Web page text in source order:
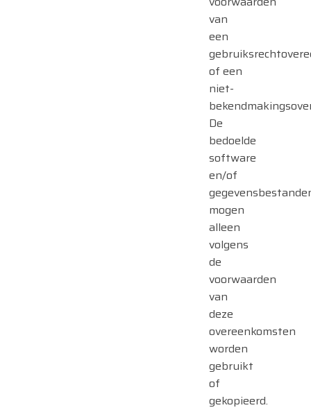
van
een
of een
niet-
De
bedoelde
software
en/of
mogen
alleen
volgens
de
voorwaarden
van
deze
overeenkomsten
worden
gebruikt
of
gekopieerd.